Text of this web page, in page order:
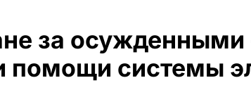
за осужденными
помощи системы